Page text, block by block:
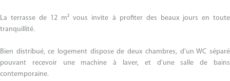
La terrasse de 12 m² vous invite à profiter des beaux jours en toute
tranquillité.
Bien distribué, ce logement dispose de deux chambres, d'un WC séparé
pouvant recevoir une machine à laver, et d'une salle de bains
contemporaine.